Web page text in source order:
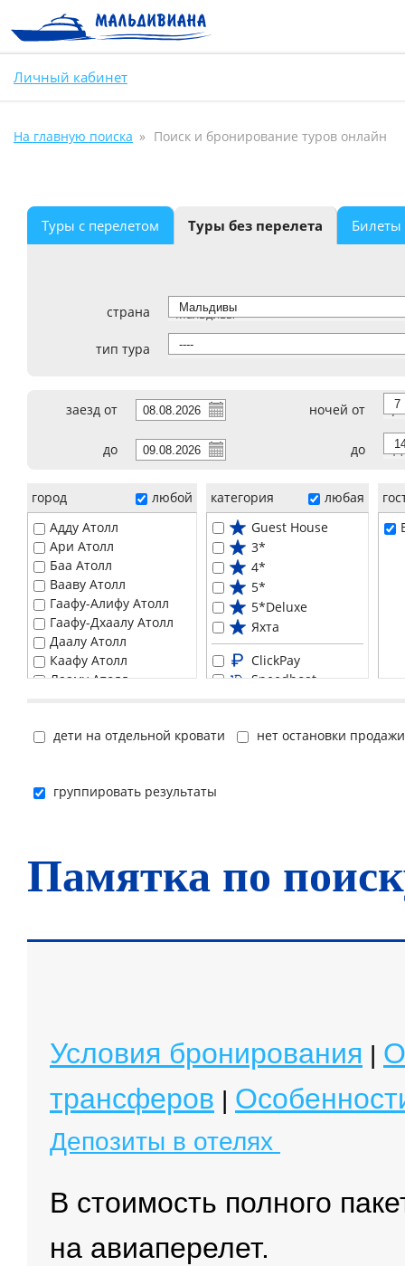
Личный кабинет
На главную поиска Поиск и бронирование туров онлайн
Туры с перелетом Туры без перелета Билеты
страна Мальдивы
тип тура ----
заезд от ночей от 7
до до 14
город
любой
Адду Атолл
Ари Атолл
Баа Атолл
Вааву Атолл
Гаафу-Алифу Атолл
Гаафу-Дхаалу Атолл
Даалу Атолл
Каафу Атолл
Лааму Атолл
Мииму Атолл
Северный Мале Атолл
Хаа Алифу Атолл
Хаа-Даалу Атолл
категория любая
3*
4*
5*
5*Deluxe
Guest House
Яхта
ClickPay
Hовинка
Speedboat
дети на отдельной кровати нет остановки продажи
группировать результаты
Памятка по
Условия бронирования |
трансферов |
Депозиты в отелях
В стоимость полного
на авиаперелет.